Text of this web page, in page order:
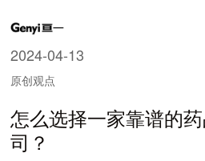
2024-04-13
原创观点
怎么选择一家靠谱的
司？